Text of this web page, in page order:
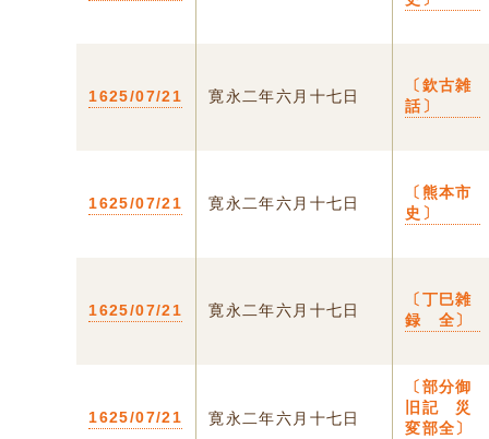
1625/07/21 寛永二年六月十七日
〔欽古雑
話〕
1625/07/21 寛永二年六月十七日
〔熊本市
史〕
1625/07/21 寛永二年六月十七日
〔丁巳雑
録 全〕
1625/07/21 寛永二年六月十七日
〔部分御
旧記 災
変部全〕